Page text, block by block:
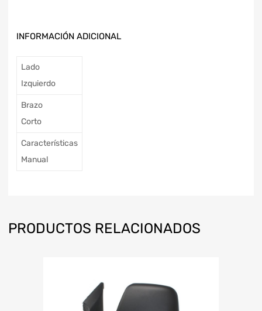
INFORMACIÓN ADICIONAL
Lado
Izquierdo
Brazo
Corto
Características
Manual
PRODUCTOS RELACIONADOS